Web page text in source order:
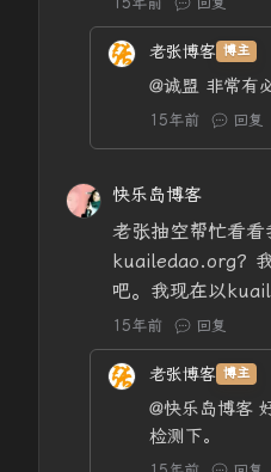
老张博客 博主
@诚盟 非常有
15年前 回复
快乐岛博客
老张抽空帮忙看
kuailedao.org？
吧。我现在以
15年前 回复
老张博客 博主
@快乐岛博客
检测下。